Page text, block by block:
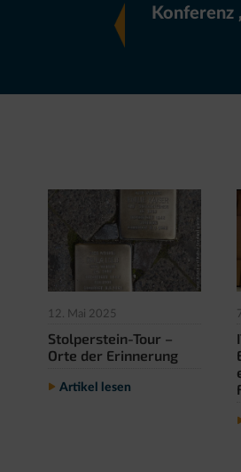
Konferenz
12. Mai 2025
Stolperstein-Tour –
Orte der Erinnerung
Artikel lesen